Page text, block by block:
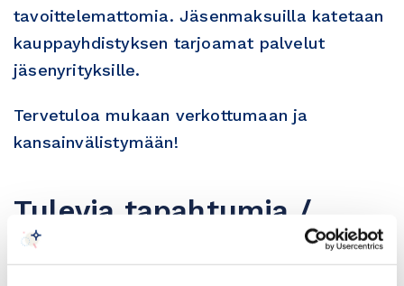
tavoittelemattomia. Jäsenmaksuilla katetaan
kauppayhdistyksen tarjoamat palvelut
jäsenyrityksille.
Tervetuloa mukaan verkottumaan ja
kansainvälistymään!
Tulevia tapahtumia /
Upcoming events